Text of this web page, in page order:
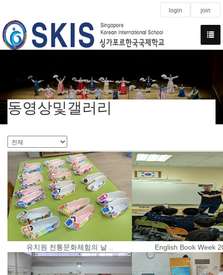
login join
동영상및갤러리
유치원 전통문화체험의 날 .. English Book Week